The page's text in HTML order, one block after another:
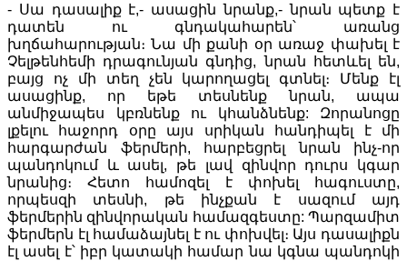
- Սա դասալիք է,- ասացին նրանք,- նրան պետք է
դատեն ու գնդակահարեն՝ առանց
խղճահարության։ Նա մի քանի օր առաջ փախել է
Չելթենհեմի դրագունյան գնդից, նրան հետևել են,
բայց ոչ մի տեղ չեն կարողացել գտնել։ Մենք էլ
ասացինք, որ եթե տեսնենք նրան, ապա
անմիջապես կբռնենք ու կհանձնենք: Զորանոցը
լքելու հաջորդ օրը այս սրիկան հանդիպել է մի
հարգարժան ֆերմերի, հարբեցրել նրան ինչ-որ
պանդոկում և ասել, թե լավ զինվոր դուրս կգար
նրանից։ Հետո համոզել է փոխել հագուստը,
որպեսզի տեսնի, թե ինչքան է սազում այդ
ֆերմերին զինվորական համազգեստը: Պարզամիտ
ֆերմերն էլ համաձայնել է ու փոխվել։ Այս դասալիքն
էլ ասել է՝ իբր կատակի համար նա կգնա պանդոկի